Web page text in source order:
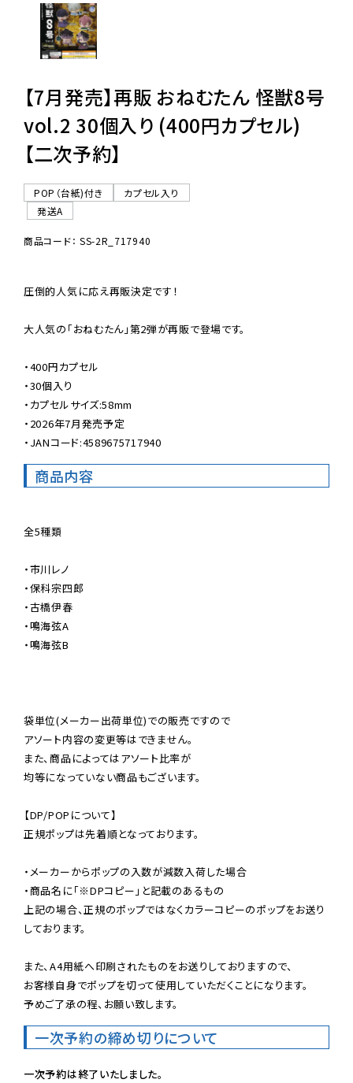
06-6282-7659
【7月発売】再販 おねむたん 怪獣8号
vol.2 30個入り (400円カプセル)
【二次予約】
POP（台紙)付き
カプセル入り
発送A
商品コード： SS-2R_717940
圧倒的人気に応え再販決定です！
大人気の「おねむたん」第2弾が再販で登場です。
・400円カプセル
・30個入り
・カプセルサイズ:58mm
・2026年7月発売予定
・JANコード:4589675717940
商品内容
全5種類
・市川レノ
・保科宗四郎
・古橋伊春
・鳴海弦A
・鳴海弦B
袋単位(メーカー出荷単位)での販売ですので
アソート内容の変更等はできません。
また、商品によってはアソート比率が
均等になっていない商品もございます。
【DP/POPについて】
正規ポップは先着順となっております。
・メーカーからポップの入数が減数入荷した場合
・商品名に「※DPコピー」と記載のあるもの
上記の場合、正規のポップではなくカラーコピーのポップをお送り
しております。
また、A4用紙へ印刷されたものをお送りしておりますので、
お客様自身でポップを切って使用していただくことになります。
予めご了承の程、お願い致します。
一次予約の締め切りについて
一次予約は終了いたしました。